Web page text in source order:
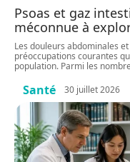
Psoas et gaz
méconnue à
Les douleurs abdominales
préoccupations courantes
population. Parmi les
Santé 30 juillet 2026